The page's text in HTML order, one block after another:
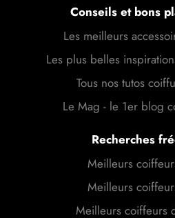
Conseils et bons
Les meilleurs
Les plus belles
Tous nos tutos
Le Mag - le 1er blog
Recherches
Meilleurs
Meilleurs
Meilleurs coiffeurs